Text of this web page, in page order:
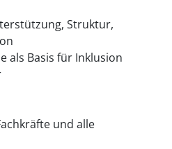
Struktur,
als Basis für Inklusion
und alle